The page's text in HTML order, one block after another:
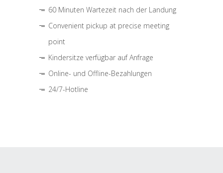
60 Minuten Wartezeit nach der Landung
Convenient pickup at precise meeting
point
Kindersitze verfügbar auf Anfrage
Online- und Offline-Bezahlungen
24/7-Hotline